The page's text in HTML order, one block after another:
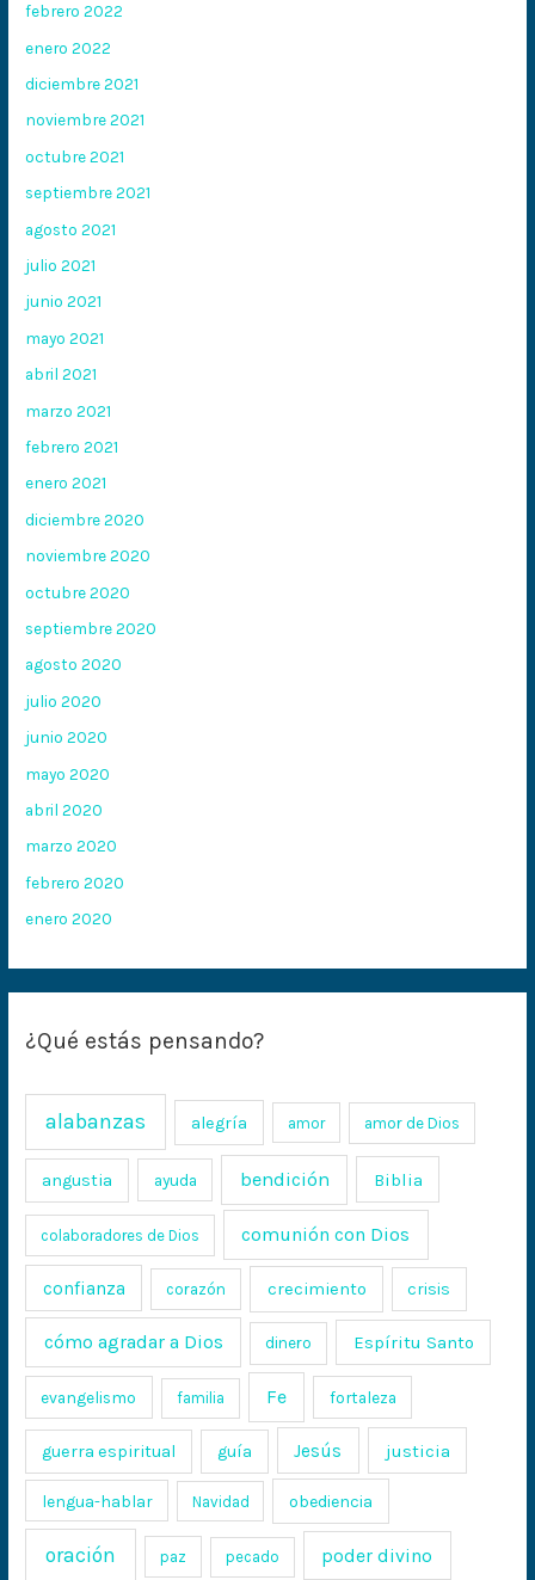
febrero 2022
enero 2022
diciembre 2021
noviembre 2021
octubre 2021
septiembre 2021
agosto 2021
julio 2021
junio 2021
mayo 2021
abril 2021
marzo 2021
febrero 2021
enero 2021
diciembre 2020
noviembre 2020
octubre 2020
septiembre 2020
agosto 2020
julio 2020
junio 2020
mayo 2020
abril 2020
marzo 2020
febrero 2020
enero 2020
¿Qué estás pensando?
alabanzas alegría amor amor de Dios
angustia ayuda bendición Biblia
colaboradores de Dios comunión con Dios
confianza corazón crecimiento crisis
cómo agradar a Dios dinero Espíritu Santo
evangelismo familia Fe fortaleza
guerra espiritual guía Jesús justicia
lengua-hablar Navidad obediencia
oración paz pecado poder divino